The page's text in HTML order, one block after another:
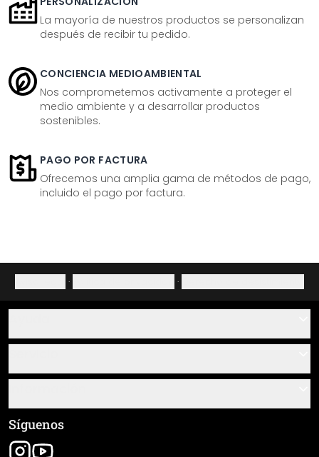
La mayoría de nuestros productos se personalizan
después de recibir tu pedido.
CONCIENCIA MEDIOAMBIENTAL
Nos comprometemos activamente a proteger el
medio ambiente y a desarrollar productos
sostenibles.
PAGO POR FACTURA
Ofrecemos una amplia gama de métodos de pago,
incluido el pago por factura.
· ·
Sobre nosotros
Resumen de materiales
Seguimiento de envío
Términos y condiciones generales (CGC)
Aviso legal
Síguenos